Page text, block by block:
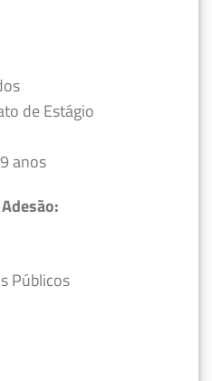
de Estágio
anos
Públicos